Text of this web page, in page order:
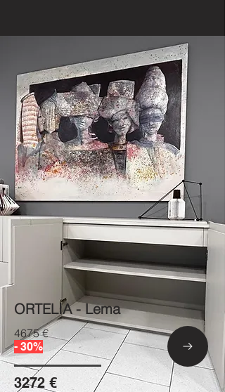
ORTELIA - Lema
4675 €
- 30%
3272 €